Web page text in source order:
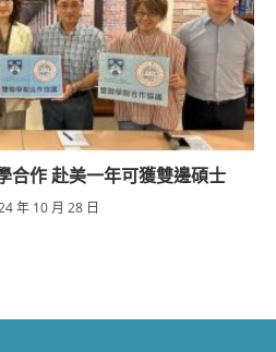
合作 赴美一年可獲雙邊碩士
年 10 月 28 日